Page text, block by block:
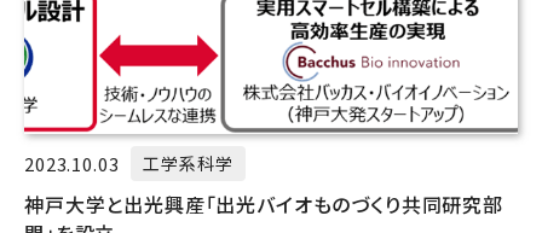
2023.10.03 工学系科学
神戸大学と出光興産「出光バイオものづくり共同研究部